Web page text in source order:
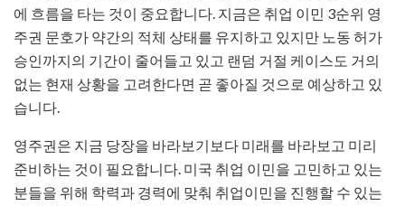
에 흐름을 타는 것이 중요합니다. 지금은 취업 이민 3순위 영
주권 문호가 약간의 적체 상태를 유지하고 있지만 노동 허가
승인까지의 기간이 줄어들고 있고 랜덤 거절 케이스도 거의
없는 현재 상황을 고려한다면 곧 좋아질 것으로 예상하고 있
습니다.
영주권은 지금 당장을 바라보기보다 미래를 바라보고 미리
준비하는 것이 필요합니다. 미국 취업 이민을 고민하고 있는
분들을 위해 학력과 경력에 맞춰 취업이민을 진행할 수 있는